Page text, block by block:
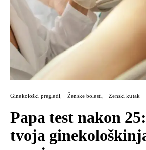
Ginekološki pregledi Ženske bolesti Zenski kutak
Papa test nakon
tvoja